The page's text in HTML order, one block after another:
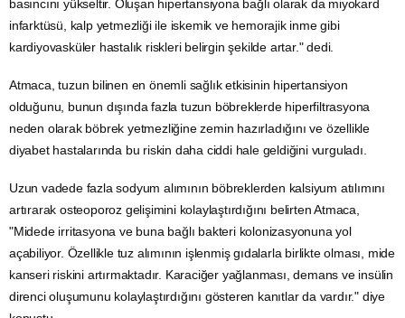
basıncını yükseltir. Oluşan hipertansiyona bağlı olarak da miyokard
infarktüsü, kalp yetmezliği ile iskemik ve hemorajik inme gibi
kardiyovasküler hastalık riskleri belirgin şekilde artar." dedi.
Atmaca, tuzun bilinen en önemli sağlık etkisinin hipertansiyon
olduğunu, bunun dışında fazla tuzun böbreklerde hiperfiltrasyona
neden olarak böbrek yetmezliğine zemin hazırladığını ve özellikle
diyabethastalarında bu riskin daha ciddi hale geldiğini vurguladı.
Uzun vadede fazla sodyum alımının böbreklerden kalsiyum atılımını
artırarak osteoporoz gelişimini kolaylaştırdığını belirten Atmaca,
"Midede irritasyona ve buna bağlı bakteri kolonizasyonuna yol
açabiliyor. Özellikle tuz alımının işlenmiş gıdalarla birlikte olması, mide
kanseri riskini artırmaktadır. Karaciğer yağlanması,demans ve insülin
direnci oluşumunu kolaylaştırdığını gösteren kanıtlar da vardır." diye